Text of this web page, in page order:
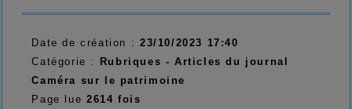
Date de création : 23/10/2023 17:40
Catégorie : Rubriques - Articles du journal
Caméra sur le patrimoine
Page lue 2614 fois